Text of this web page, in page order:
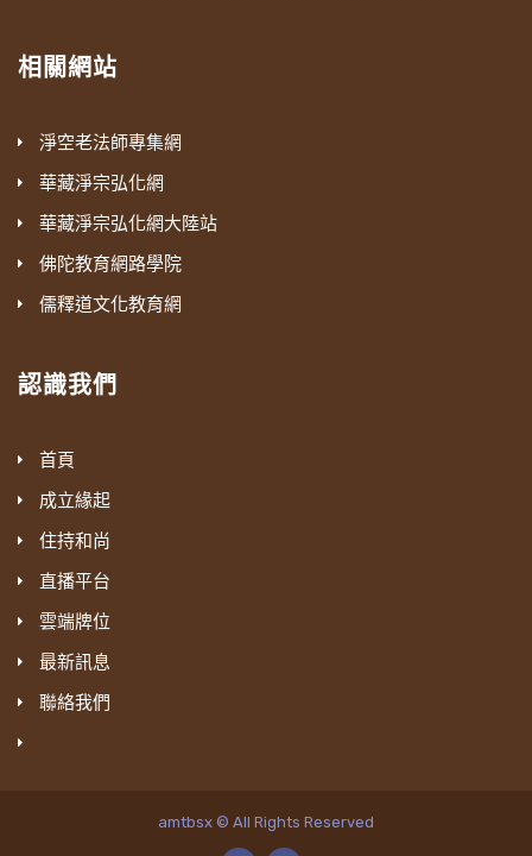
相關網站
淨空老法師專集網
華藏淨宗弘化網
華藏淨宗弘化網大陸站
佛陀教育網路學院
儒釋道文化教育網
認識我們
首頁
成立緣起
住持和尚
直播平台
雲端牌位
最新訊息
聯絡我們
amtbsx © All Rights Reserved